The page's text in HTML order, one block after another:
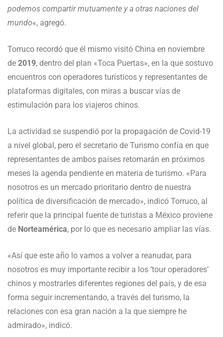
podemos compartir mutuamente y a otras naciones del
mundo«, agregó.
Torruco recordó que él mismo visitó China en noviembre
de 2019, dentro del plan «Toca Puertas», en la que sostuvo
encuentros con operadores turísticos y representantes de
plataformas digitales, con miras a buscar vías de
estimulación para los viajeros chinos.
La actividad se suspendió por la propagación de Covid-19
a nivel global, pero el secretario de Turismo confía en que
representantes de ambos países retomarán en próximos
meses la agenda pendiente en materia de turismo. «Para
nosotros es un mercado prioritario dentro de nuestra
política de diversificación de mercado», indicó Torruco, al
referir que la principal fuente de turistas a México proviene
de Norteamérica, por lo que es necesario ampliar las vías.
«Así que este año lo vamos a volver a reanudar, para
nosotros es muy importante recibir a los ‘tour operadores’
chinos y mostrarles diferentes regiones del país, y de esa
forma seguir incrementando, a través del turismo, la
relaciones con esa gran nación a la que siempre he
admirado», indicó.